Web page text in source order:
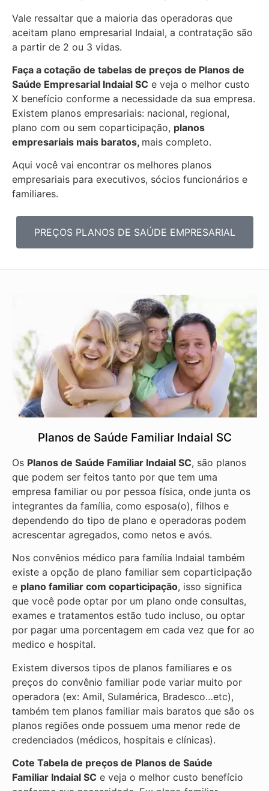
Vale ressaltar que a maioria das operadoras que
aceitam plano empresarial Indaial, a contratação são
a partir de 2 ou 3 vidas.
Faça a cotação de tabelas de preços de Planos de
Saúde Empresarial Indaial SC e veja o melhor custo
X benefício conforme a necessidade da sua empresa.
Existem planos empresariais: nacional, regional,
plano com ou sem coparticipação, planos
empresariais mais baratos, mais completo.
Aqui você vai encontrar os melhores planos
empresariais para executivos, sócios funcionários e
familiares.
PREÇOS PLANOS DE SAÚDE EMPRESARIAL
Planos de Saúde Familiar Indaial SC
Os Planos de Saúde Familiar Indaial SC, são planos
que podem ser feitos tanto por que tem uma
empresa familiar ou por pessoa física, onde junta os
integrantes da família, como esposa(o), filhos e
dependendo do tipo de plano e operadoras podem
acrescentar agregados, como netos e avós.
Nos convênios médico para família Indaial também
existe a opção de plano familiar sem coparticipação
e plano familiar com coparticipação, isso significa
que você pode optar por um plano onde consultas,
exames e tratamentos estão tudo incluso, ou optar
por pagar uma porcentagem em cada vez que for ao
medico e hospital.
Existem diversos tipos de planos familiares e os
preços do convênio familiar pode variar muito por
operadora (ex: Amil, Sulamérica, Bradesco…etc),
também tem planos familiar mais baratos que são os
planos regiões onde possuem uma menor rede de
credenciados (médicos, hospitais e clínicas).
Cote Tabela de preços de Planos de Saúde
Familiar Indaial SC e veja o melhor custo benefício